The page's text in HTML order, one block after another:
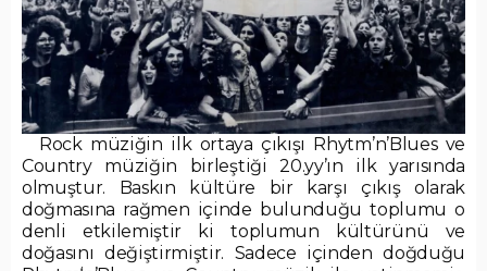
Rock müziğin ilk ortaya çıkışı Rhytm’n’Blues ve
Country müziğin birleştiği 20.yy’ın ilk yarısında
olmuştur. Baskın kültüre bir karşı çıkış olarak
doğmasına rağmen içinde bulunduğu toplumu o
denli etkilemiştir ki toplumun kültürünü ve
doğasını değiştirmiştir. Sadece içinden doğduğu